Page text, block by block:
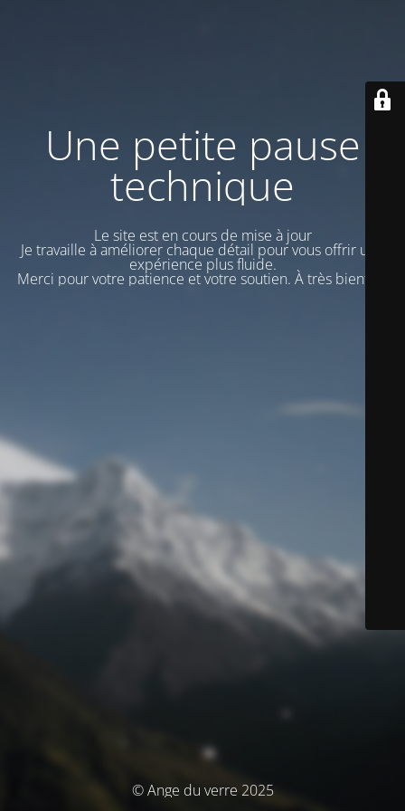
Une petite pause
technique
Le site est en cours de mise à jour
Je travaille à améliorer chaque détail pour vous offrir une
expérience plus fluide.
Merci pour votre patience et votre soutien. À très bientôt !
© Ange du verre 2025